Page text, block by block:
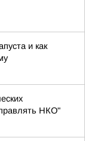
и как
НКО"